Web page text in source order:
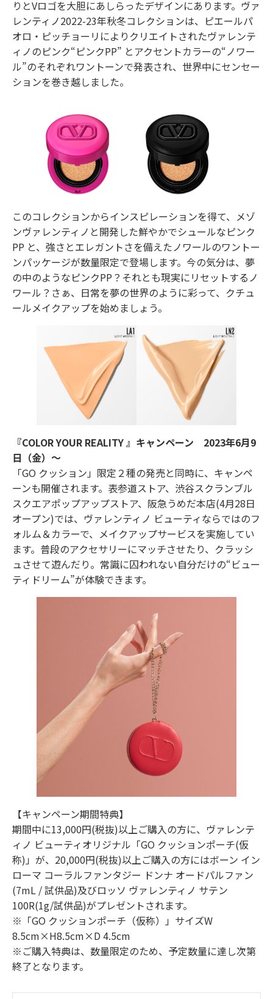
りとVロゴを大胆にあしらったデザインにあります。ヴァ
レンティノ2022-23年秋冬コレクションは、ピエールパ
オロ・ピッチョーリによりクリエイトされたヴァレンテ
ィノのピンク“ピンクPP” とアクセントカラーの“ノワー
ル”のそれぞれワントーンで発表され、世界中にセンセー
ションを巻き越しました。
このコレクションからインスピレーションを得て、メゾ
ンヴァレンティノと開発した鮮やかでシュールなピンク
PP と、強さとエレガントさを備えたノワールのワントー
ンパッケージが数量限定で登場します。今の気分は、夢
の中のようなピンクPP？それとも現実にリセットするノ
ワール？さぁ、日常を夢の世界のように彩って、クチュ
ールメイクアップを始めましょう。
『COLOR YOUR REALITY 』キャンペーン 2023年6月9
日（金）〜
「GO クッション」限定２種の発売と同時に、キャンペ
ーンも開催されます。表参道ストア、渋谷スクランブル
スクエアポップアップストア、阪急うめだ本店(4月28日
オープン)では、ヴァレンティノ ビューティならではのフ
ォルム＆カラーで、メイクアップサービスを実施してい
ます。普段のアクセサリーにマッチさせたり、クラッシ
ュさせて遊んだり。常識に囚われない自分だけの“ビュー
ティドリーム”が体験できます。
【キャンペーン期間特典】
期間中に13,000円(税抜)以上ご購入の方に、ヴァレンテ
ィノ ビューティオリジナル「GO クッションポーチ(仮
称)」が、20,000円(税抜)以上ご購入の方にはボーン イン
ローマ コーラルファンタジー ドンナ オードパルファン
(7mL / 試供品)及びロッソ ヴァレンティノ サテン
100R(1g/試供品)がプレゼントされます。
※「GO クッションポーチ（仮称）」サイズW
8.5cm×H8.5cm×D 4.5cm
※ご購入特典は、数量限定のため、予定数量に達し次第
終了となります。